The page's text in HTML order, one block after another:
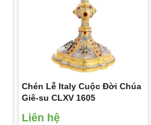
Chén Lễ Italy Cuộc Đời Chúa
Giê-su CLXV 1605
Liên hệ